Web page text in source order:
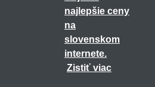
Zistiť viac